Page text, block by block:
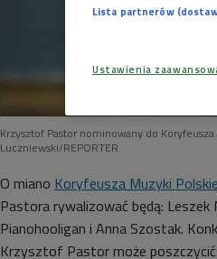
Krzysztof Pastor nominowany do
Luczniewski/REPORTER
O miano Koryfeusza Muzyki
Pastora rywalizować będą: Leszek
Pianohooligan i Anna Szostak.
Krzysztof Pastor może
Lista partnerów
Ustawienia